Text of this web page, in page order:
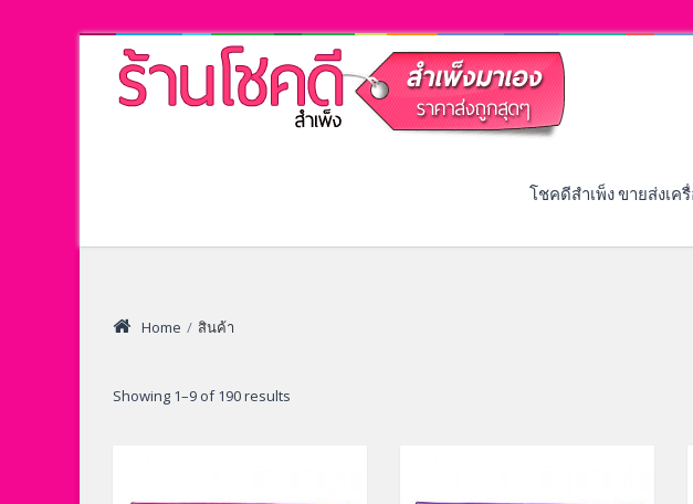
โชคดีสำเพ็ง ขายส่งเค
Home / สินค้า
Showing 1–9 of 190 results